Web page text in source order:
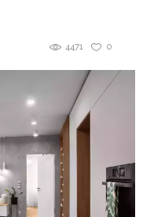
0
4471